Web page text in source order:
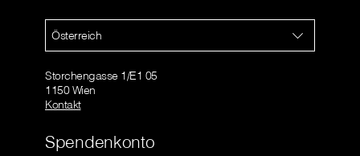
Österreich
Storchengasse 1/E1 05
1150 Wien
Kontakt
Spendenkonto